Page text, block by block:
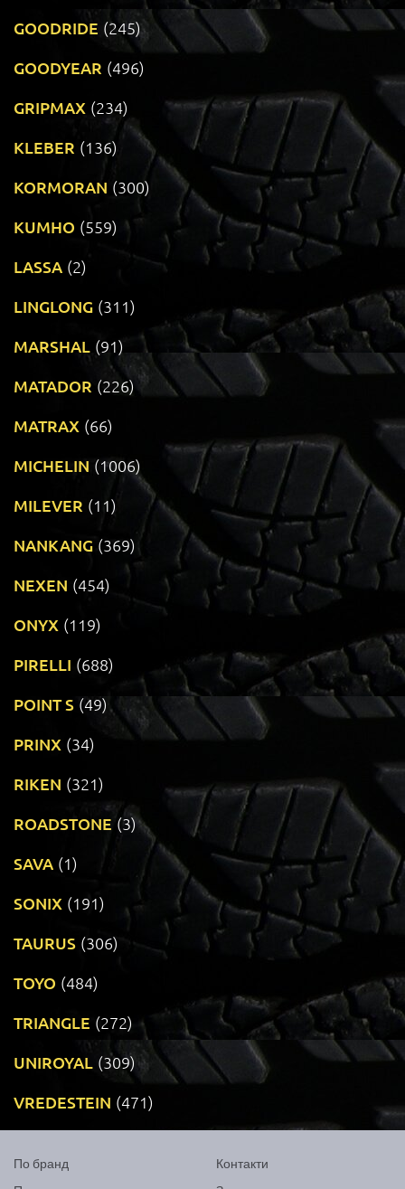
GOODRIDE (245)
GOODYEAR (496)
GRIPMAX (234)
KLEBER (136)
KORMORAN (300)
KUMHO (559)
LASSA (2)
LINGLONG (311)
MARSHAL (91)
MATADOR (226)
MATRAX (66)
MICHELIN (1006)
MILEVER (11)
NANKANG (369)
NEXEN (454)
ONYX (119)
PIRELLI (688)
POINT S (49)
PRINX (34)
RIKEN (321)
ROADSTONE (3)
SAVA (1)
SONIX (191)
TAURUS (306)
TOYO (484)
TRIANGLE (272)
UNIROYAL (309)
VREDESTEIN (471)
По бранд
Контакти